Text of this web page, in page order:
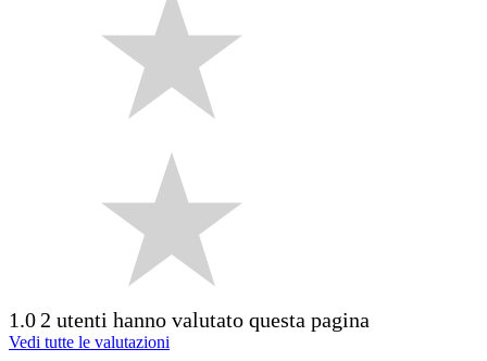
1.0 2 utenti hanno valutato questa pagina
Vedi tutte le valutazioni